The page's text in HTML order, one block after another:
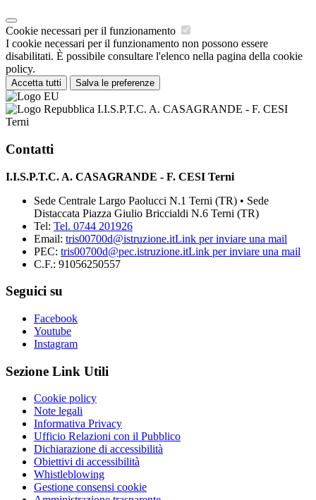
Cookie necessari per il funzionamento
I cookie necessari per il funzionamento non possono essere
disabilitati. È possibile consultare l'elenco nella pagina della cookie
policy.
Accetta tutti Salva le preferenze
I.I.S.P.T.C. A. CASAGRANDE - F. CESI
Terni
Contatti
I.I.S.P.T.C. A. CASAGRANDE - F. CESI Terni
Sede Centrale Largo Paolucci N.1 Terni (TR) • Sede
Distaccata Piazza Giulio Briccialdi N.6 Terni (TR)
Tel: Tel. 0744 201926
Email: tris00700d@istruzione.itLink per inviare una mail
PEC: tris00700d@pec.istruzione.itLink per inviare una mail
C.F.: 91056250557
Seguici su
Facebook
Youtube
Instagram
Sezione Link Utili
Cookie policy
Note legali
Informativa Privacy
Ufficio Relazioni con il Pubblico
Dichiarazione di accessibilità
Obiettivi di accessibilità
Whistleblowing
Gestione consensi cookie